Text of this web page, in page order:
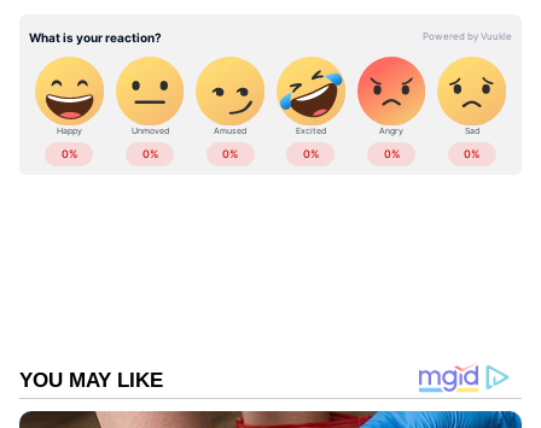
India Newsഅറിയാൻ എപ്പോഴും ഏഷ്യാനെറ്റ്
ന്യൂസ് വാർത്തകൾ.Malayalam News